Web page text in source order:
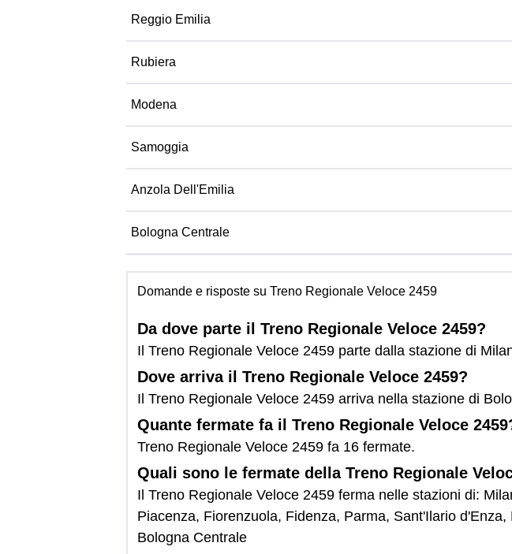
Reggio Emilia
Rubiera
Modena
Samoggia
Anzola Dell'Emilia
Bologna Centrale
Domande e risposte su Treno Regionale Veloce 2459
Da dove parte il Treno Regionale Veloce 2459?
Il Treno Regionale Veloce 2459 parte dalla stazione di
Dove arriva il Treno Regionale Veloce 2459?
Il Treno Regionale Veloce 2459 arriva nella stazione di
Quante fermate fa il Treno Regionale Veloce
Treno Regionale Veloce 2459 fa 16 fermate.
Quali sono le fermate della Treno Regionale
Il Treno Regionale Veloce 2459 ferma nelle stazioni di:
Piacenza, Fiorenzuola, Fidenza, Parma, Sant'Ilario
Bologna Centrale